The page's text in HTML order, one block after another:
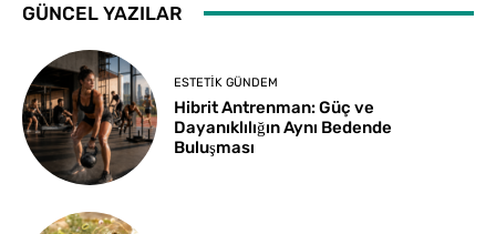
GÜNCEL YAZILAR
ESTETIK GÜNDEM
Hibrit Antrenman: Güç ve
Dayanıklılığın Aynı Bedende
Buluşması